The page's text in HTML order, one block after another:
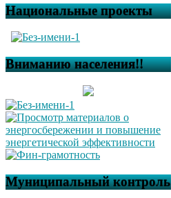
Национальные проекты
Вниманию населения!!
Муниципальный контроль